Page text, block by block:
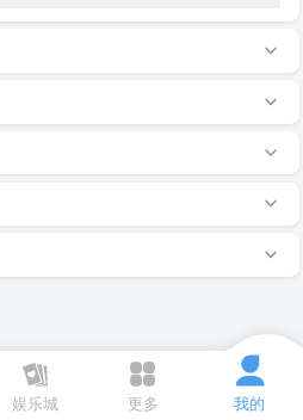
娱乐城 更多 我的